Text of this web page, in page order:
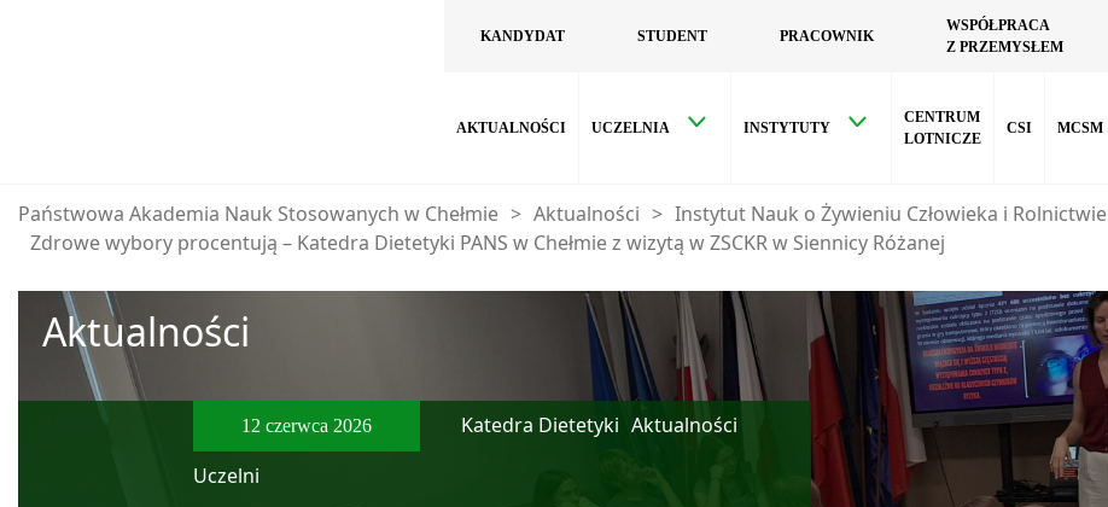
KANDYDAT STUDENT PRACOWNIK
WSPÓŁPRACA
Z PRZEMYSŁEM
AKTUALNOŚCI UCZELNIA INSTYTUTY
CENTRUM
LOTNICZE
CSI MCSM
Państwowa Akademia Nauk Stosowanych w Chełmie > Aktualności > Instytut Nauk o Żywieniu Człowieka i Rolnictwie
Zdrowe wybory procentują – Katedra Dietetyki PANS w Chełmie z wizytą w ZSCKR w Siennicy Różanej
Aktualności
12 czerwca 2026 Katedra Dietetyki Aktualności
Uczelni